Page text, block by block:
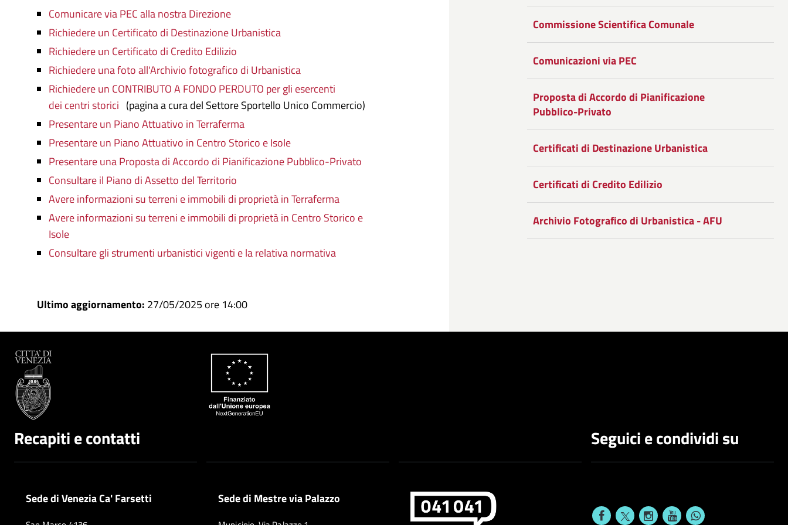
Comunicare via PEC alla nostra Direzione
Richiedere un Certificato di Destinazione Urbanistica
Richiedere un Certificato di Credito Edilizio
Richiedere una foto all'Archivio fotografico di Urbanistica
Richiedere un CONTRIBUTO A FONDO PERDUTO per gli esercenti
dei centri storici (pagina a cura del Settore Sportello Unico Commercio)
Presentare un Piano Attuativo in Terraferma
Presentare un Piano Attuativo in Centro Storico e Isole
Presentare una Proposta di Accordo di Pianificazione Pubblico-Privato
Consultare il Piano di Assetto del Territorio
Avere informazioni su terreni e immobili di proprietà in Terraferma
Avere informazioni su terreni e immobili di proprietà in Centro Storico e
Isole
Consultare gli strumenti urbanistici vigenti e la relativa normativa
Facebook
su
Twitter
Condividi
su
Plus
Commissione Scientifica Comunale
Comunicazioni via PEC
Proposta di Accordo di Pianificazione
Pubblico-Privato
Certificati di Destinazione Urbanistica
Certificati di Credito Edilizio
Archivio Fotografico di Urbanistica - AFU
Ultimo aggiornamento: 27/05/2025 ore 14:00
Recapiti e contatti
Sede di Venezia Ca' Farsetti Sede di Mestre via Palazzo
Seguici e condividi su